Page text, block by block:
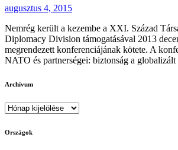
augusztus 4, 2015
Nemrég került a kezembe a XXI. Század
Diplomacy Division támogatásával 2013
megrendezett konferenciájának kötete. A
NATO és partnerségei: biztonság a
Archívum
Archívum
Országok